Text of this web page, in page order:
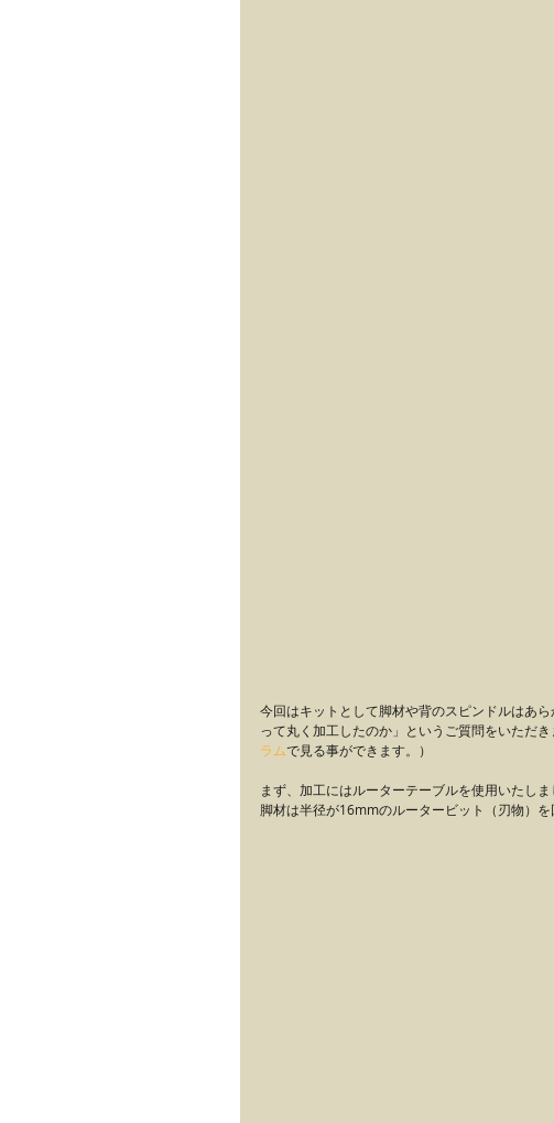
今回はキットとして脚材や背のスピンドルはあ
って丸く加工したのか」というご質問をいただ
ラムで見る事ができます。）
まず、加工にはルーターテーブルを使用いたしま
脚材は半径が16mmのルータービット（刃物）